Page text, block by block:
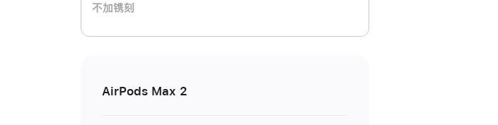
不加镌刻
AirPods Max 2